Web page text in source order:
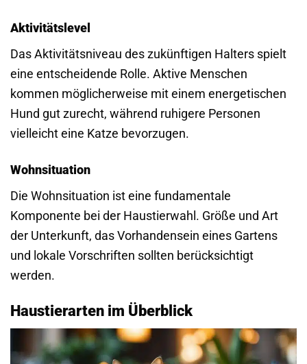
Aktivitätslevel
Das Aktivitätsniveau des zukünftigen Halters spielt
eine entscheidende Rolle. Aktive Menschen
kommen möglicherweise mit einem energetischen
Hund gut zurecht, während ruhigere Personen
vielleicht eine Katze bevorzugen.
Wohnsituation
Die Wohnsituation ist eine fundamentale
Komponente bei der Haustierwahl. Größe und Art
der Unterkunft, das Vorhandensein eines Gartens
und lokale Vorschriften sollten berücksichtigt
werden.
Haustierarten im Überblick